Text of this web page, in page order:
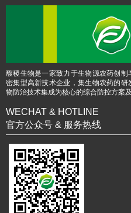
馥稷生物是一家致力于生物源农药创
密集型高新技术企业，集生物农药的
物防治技术集成为核心的综合防控方案
WECHAT & HOTLINE
官方公众号 & 服务热线